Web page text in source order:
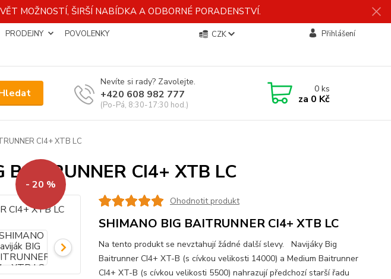
MOŽNOSTÍ, ŠIRŠÍ NABÍDKA A ODBORNÉ PORADENSTVÍ.
PRODEJNY
POVOLENKY
CZK Přihlášení
Nevíte si rady? Zavolejte.
+420 608 982 777
(Po-Pá, 8:30-17:30 hod.)
0ks
za 0 Kč
CI4+ XTB LC
CI4+ XTB LC
- 20 %
Ohodnotit produkt
SHIMANO BIG BAITRUNNER CI4+ XTB LC
Na tento produkt se nevztahují žádné další slevy. Navijáky Big
Baitrunner CI4+ XT-B (s cívkou velikosti 14000) a Medium Baitrunner
CI4+ XT-B (s cívkou velikosti 5500) nahrazují předchozí starší řadu